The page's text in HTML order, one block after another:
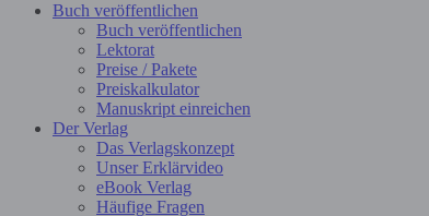
Buch veröffentlichen
Buch veröffentlichen
Lektorat
Preise / Pakete
Preiskalkulator
Manuskript einreichen
Der Verlag
Das Verlagskonzept
Unser Erklärvideo
eBook Verlag
Häufige Fragen